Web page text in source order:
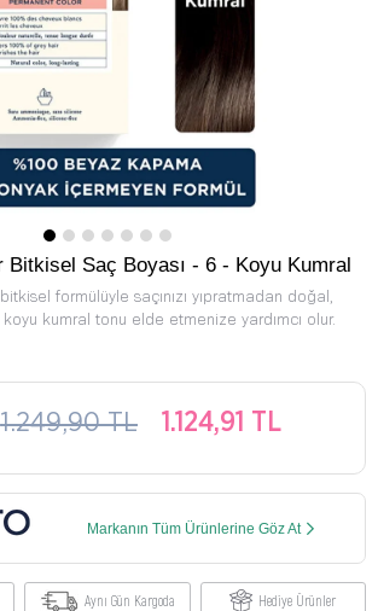
Bitkisel Saç Boyası - 6 - Koyu Kumral
formülüyle saçınızı yıpratmadan doğal,
kumral tonu elde etmenize yardımcı olur.
1.249,90 TL 1.124,91 TL
Markanın Tüm Ürünlerine Göz At
Aynı Gün Kargoda Hediye Ürünler